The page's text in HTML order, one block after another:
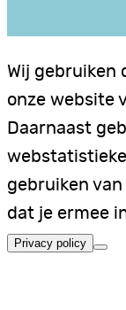
Wij gebruiken
onze website
Daarnaast
gebruiken
dat je ermee
Privacy policy